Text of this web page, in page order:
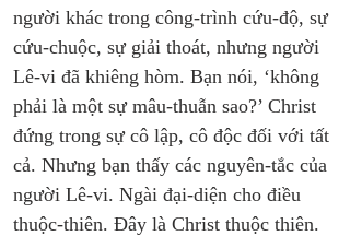
người khác trong công-trình cứu-độ, sự
cứu-chuộc, sự giải thoát, nhưng người
Lê-vi đã khiêng hòm. Bạn nói, ‘không
phải là một sự mâu-thuẫn sao?’ Christ
đứng trong sự cô lập, cô độc đối với tất
cả. Nhưng bạn thấy các nguyên-tắc của
người Lê-vi. Ngài đại-diện cho điều
thuộc-thiên. Đây là Christ thuộc thiên.